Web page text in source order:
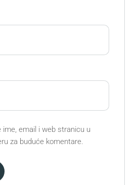
ime, email i web stranicu u
za buduće komentare.